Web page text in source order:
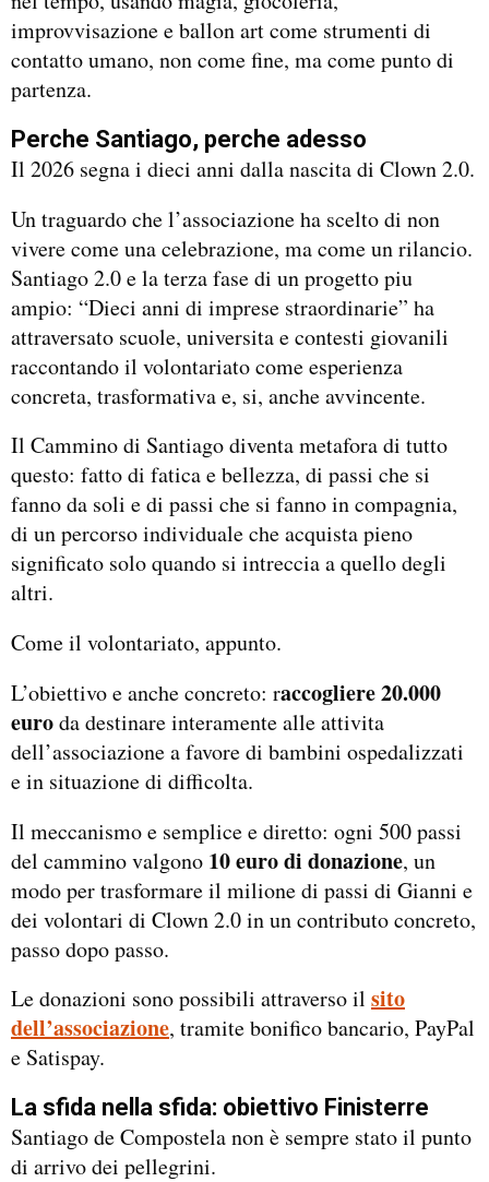
improvvisazione e ballon art come strumenti di
contatto umano, non come fine, ma come punto di
partenza.
Perche Santiago, perche adesso
Il 2026 segna i dieci anni dalla nascita di Clown 2.0.
Un traguardo che l’associazione ha scelto di non
vivere come una celebrazione, ma come un rilancio.
Santiago 2.0 e la terza fase di un progetto piu
ampio: “Dieci anni di imprese straordinarie” ha
attraversato scuole, universita e contesti giovanili
raccontando il volontariato come esperienza
concreta, trasformativa e, si, anche avvincente.
Il Cammino di Santiago diventa metafora di tutto
questo: fatto di fatica e bellezza, di passi che si
fanno da soli e di passi che si fanno in compagnia,
di un percorso individuale che acquista pieno
significato solo quando si intreccia a quello degli
altri.
Come il volontariato, appunto.
L’obiettivo e anche concreto: raccogliere 20.000
euroda destinare interamente alle attivita
dell’associazione a favore di bambini ospedalizzati
e in situazione di difficolta.
Il meccanismo e semplice e diretto: ogni 500 passi
del cammino valgono 10 euro di donazione, un
modo per trasformare il milione di passi di Gianni e
dei volontari di Clown 2.0 in un contributo concreto,
passo dopo passo.
Le donazioni sono possibili attraverso il sito
dell’associazione, tramite bonifico bancario, PayPal
e Satispay.
La sfida nella sfida: obiettivo Finisterre
Santiago de Compostela non è sempre stato il punto
di arrivo dei pellegrini.